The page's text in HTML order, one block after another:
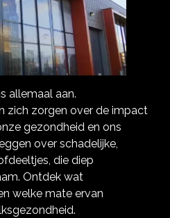
allemaal aan.
zich zorgen over de impact
gezondheid en ons
over schadelijke,
die diep
Ontdek wat
welke mate ervan